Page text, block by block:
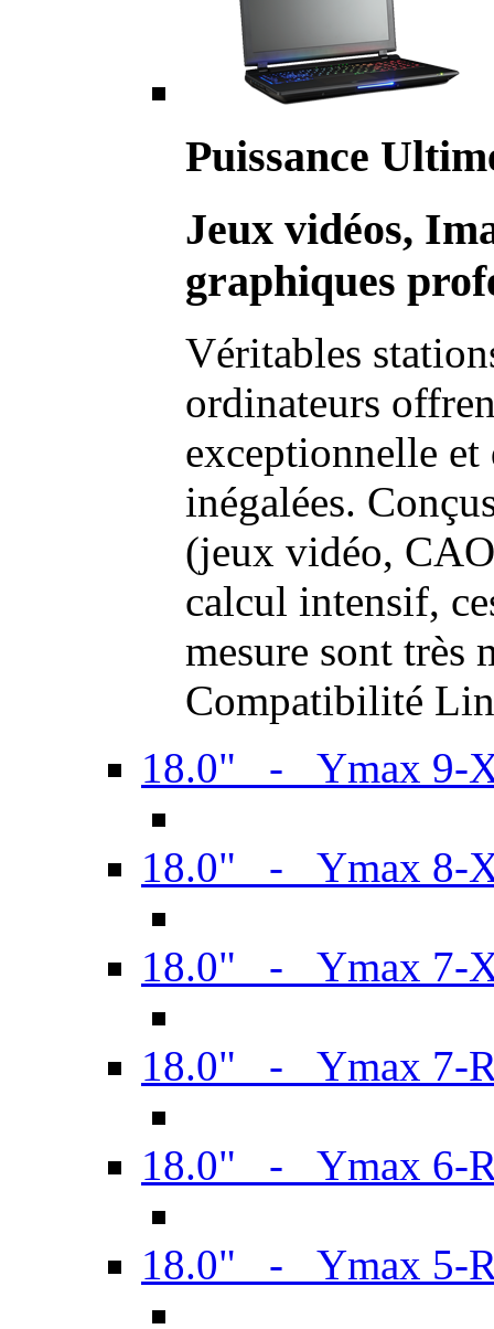
Puissance
Jeux vidéos,
graphiques
Véritables
ordinateurs
exceptionnelle et
inégalées.
(jeux vidéo,
calcul intensif,
mesure sont très
Compatibilité
18.0" - Ymax 9-
18.0" - Ymax 8-
18.0" - Ymax 7-
18.0" - Ymax 7-
18.0" - Ymax 6-
18.0" - Ymax 5-